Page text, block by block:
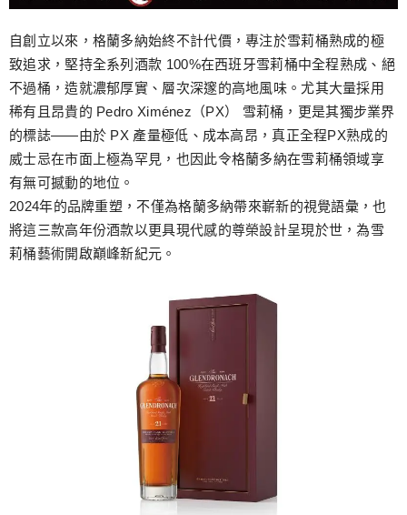
自創立以來，格蘭多納始終不計代價，專注於雪莉桶熟成的極
致追求，堅持全系列酒款 100%在西班牙雪莉桶中全程熟成、絕
不過桶，造就濃郁厚實、層次深邃的高地風味。尤其大量採用
稀有且昂貴的 Pedro Ximénez（PX） 雪莉桶，更是其獨步業界
的標誌——由於 PX 產量極低、成本高昂，真正全程PX熟成的
威士忌在市面上極為罕見，也因此令格蘭多納在雪莉桶領域享
有無可撼動的地位。
2024年的品牌重塑，不僅為格蘭多納帶來嶄新的視覺語彙，也
將這三款高年份酒款以更具現代感的尊榮設計呈現於世，為雪
莉桶藝術開啟巔峰新紀元。